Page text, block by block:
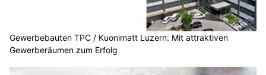
Gewerbebauten TPC / Kuonimatt Luzern: Mit attraktiven
Gewerberäumen zum Erfolg